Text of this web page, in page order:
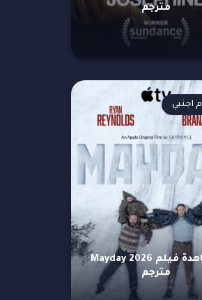
مترجم
مشاهدة فيلم Mayday 2026
مترجم
اجنبي